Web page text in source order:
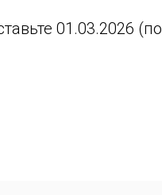
01.03.2026 (по